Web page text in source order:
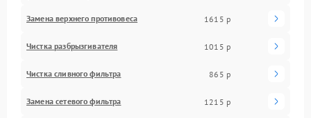
Замена верхнего противовеса 1615 р
Чистка разбрызгивателя 1015 р
Чистка сливного фильтра 865 р
Замена сетевого фильтра 1215 р